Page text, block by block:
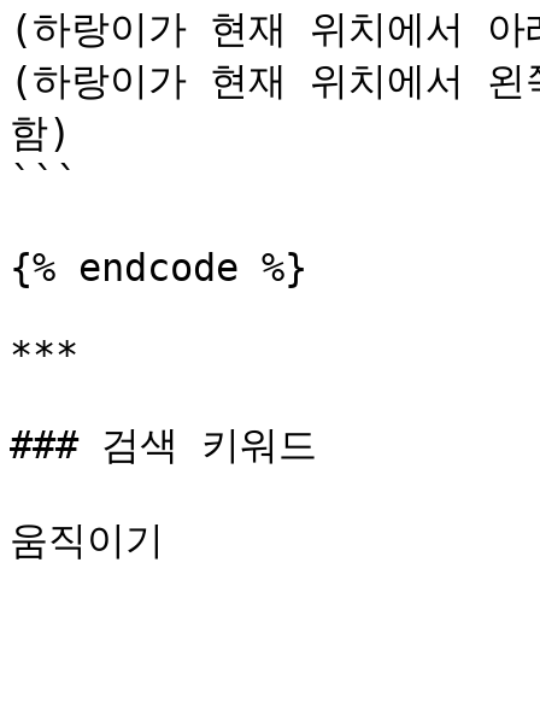
(하랑이가 현재 위치에서
(하랑이가 현재 위치에서
함)
```
{% endcode %}
***
### 검색 키워드